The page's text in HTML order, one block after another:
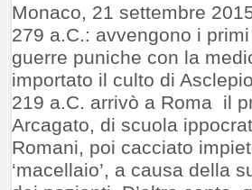
Monaco, 21 settembre
279 a.C.: avvengono i
guerre puniche con la
importato il culto di
219 a.C. arrivò a Roma il
Arcagato, di scuola
Romani, poi cacciato
‘macellaio’, a causa della